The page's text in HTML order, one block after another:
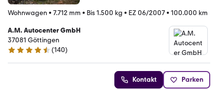
Wohnwagen • 7.712 mm • Bis 1.500 kg • EZ 06/2007• 100.000 km
A.M. Autocenter GmbH
37081 Göttingen
4.4 Sterne
(140)
Kontakt Parken